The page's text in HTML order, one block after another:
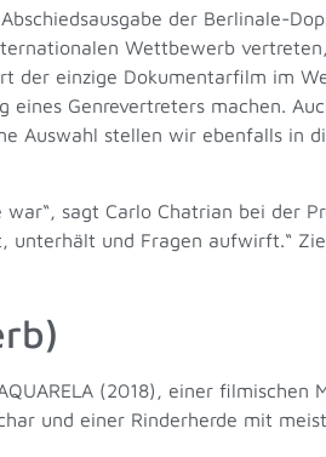
der Berlinale-
Wettbewerb
der einzige Dokumentarfilm im
eines Genrevertreters machen.
Auswahl stellen wir ebenfalls in
sagt Carlo Chatrian bei der
unterhält und Fragen aufwirft.“
(2018), einer filmischen
und einer Rinderherde mit